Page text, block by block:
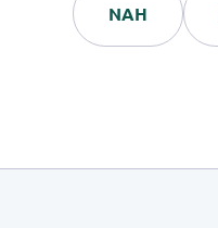
NAH